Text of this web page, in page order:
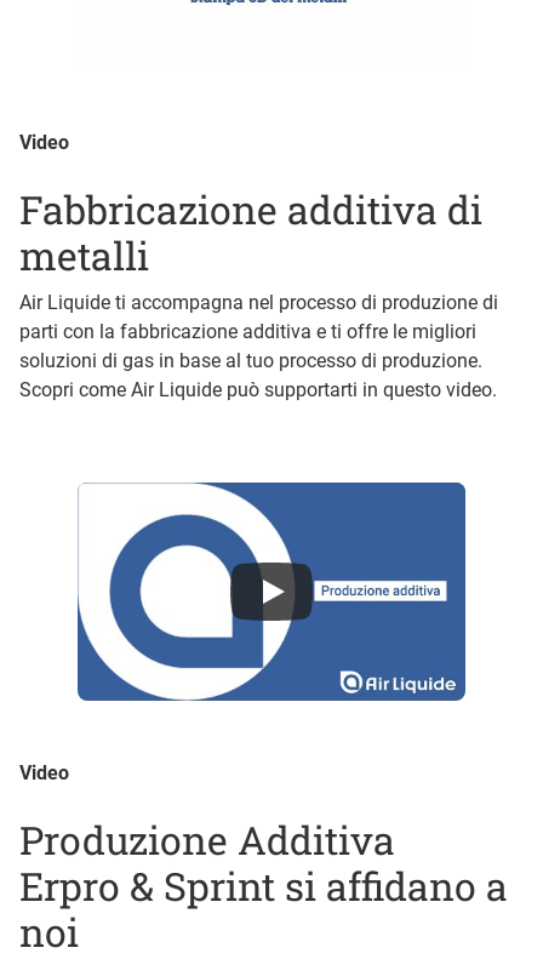
Video
Fabbricazione additiva di
metalli
Air Liquide ti accompagna nel processo di produzione di
parti con la fabbricazione additiva e ti offre le migliori
soluzioni di gas in base al tuo processo di produzione.
Scopri come Air Liquide può supportarti in questo video.
Video
Produzione Additiva
Erpro & Sprint si affidano a
noi